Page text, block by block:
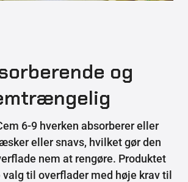
og
6-9 hverken absorberer eller
eller snavs, hvilket gør den
nem at rengøre. Produktet
til overflader med høje krav til